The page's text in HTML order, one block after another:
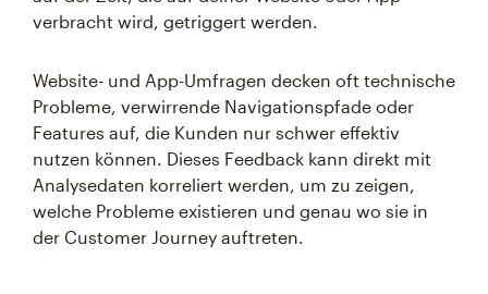
verbracht wird, getriggert werden.
Website- und App-Umfragen decken oft technische
Probleme, verwirrende Navigationspfade oder
Features auf, die Kunden nur schwer effektiv
nutzen können. Dieses Feedback kann direkt mit
Analysedaten korreliert werden, um zu zeigen,
welche Probleme existieren und genau wo sie in
der Customer Journey auftreten.